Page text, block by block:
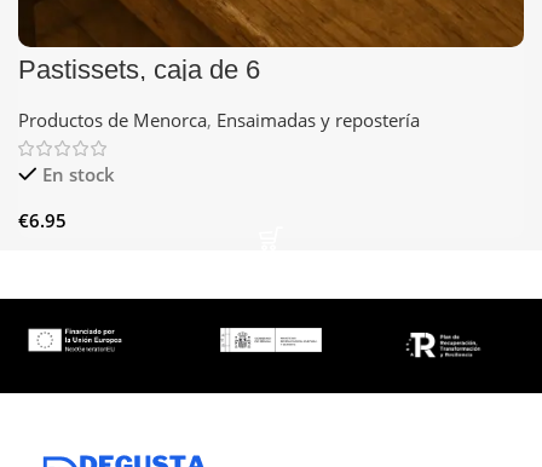
Pastissets, caja de 6
Productos de Menorca, Ensaimadas y repostería
En stock
€6.95